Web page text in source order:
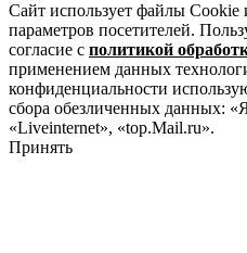
Сайт использует файлы Cookie
параметров посетителей.
согласие с политикой
применением данных
конфиденциальности
сбора обезличенных данных:
«Liveinternet», «top.Mail.ru».
Принять